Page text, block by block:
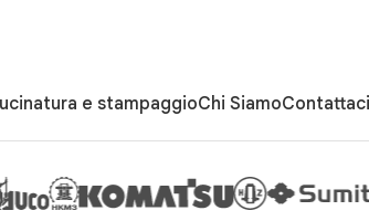
e stampaggioChi SiamoContattaci